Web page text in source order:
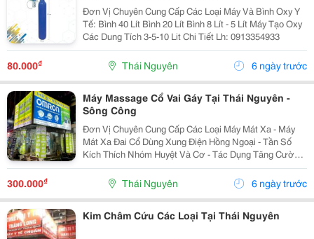
Đơn Vị Chuyên Cung Cấp Các Loại Máy Và Bình Oxy Y
Tế: Bình 40 Lít Bình 20 Lít Bình 8 Lít - 5 Lít Máy Tạo Oxy
Các Dung Tích 3-5-10 Lit Chi Tiết Lh: 0913354933
80.000₫ Thái Nguyên 6 ngày trước
Máy Massage Cổ Vai Gáy Tại Thái Nguyên -
Sông Công
Đơn Vị Chuyên Cung Cấp Các Loại Máy Mát Xa - Máy
Mát Xa Đai Cổ Dùng Xung Điện Hồng Ngoại - Tần Số
Kích Thích Nhóm Huyệt Và Cơ - Tác Dụng Tăng Cường
Nuôi Dưỡng, Giãn Cơ, Giảm Đau Nhanh, Hạn Chế Quá
Trình Thoái Hóa Đốt Sống Chi Tiết Lh:...
300.000₫ Thái Nguyên 6 ngày trước
Kim Châm Cứu Các Loại Tại Thái Nguyên